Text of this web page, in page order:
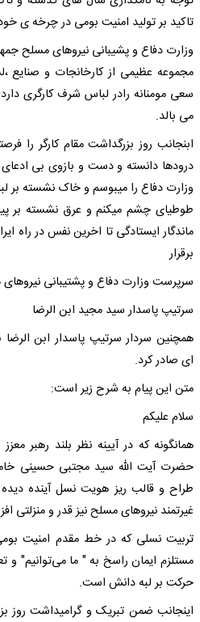
تاکید بر تولید امنیت بومی در چرخه ی
وزارت دفاع و پشیبانی نیروهای مسلح
مجموعه عظیمی از کارخانجات و صنایع
سعی مومنانه رادر لباس شرف کارگری
می بالد.
ابنجانب روز بزرگداشت مقام کارگر را
درودها دانسته و دست و بازوی بی
وزارت دفاع را میبوسم و خاک نشسته بر
طوطیای چشم میکنم و عرق نشسته بر
ماندگار ایستادگی تا اخرین نفس در راه
برقرار
سرپرست وزارت دفاع و پشتیبانی
سرتیپ پاسدار سید مجید ابن الرضا
همچنین سردار سرتیپ پاسدار ابن الرضا
ای صادر کرد.
متن این پیام به شرح زیر است:
سلام علیکم
همانگونه که در آیینه نظر بلند رهبر
حضرت آیت الله سید مجتبی حسینی
طراح و قالب ریز هویت نسل آینده
غیرتمند نیروهای مسلح نیز قدر و منزلتی
تربیت نسلی که در خط مقدم امنیت
مستلزم ایمان راسخ به " ما می‌توانیم" و
حرکت بر لبه دانش است.
اینجانب ضمن تبریک و گرامیداشت روز